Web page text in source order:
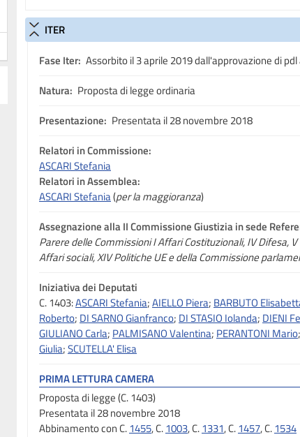
ITER
Fase Iter: Assorbito il 3 aprile 2019 dall'approvazione di
Natura: Proposta di legge ordinaria
Presentazione: Presentata il 28 novembre 2018
Relatori in Commissione:
ASCARI Stefania
Relatori in Assemblea:
ASCARI Stefania(per la maggioranza)
Assegnazionealla II Commissione Giustizia in sede
Parere delle Commissioni I Affari Costituzionali, IV Difesa,
Affari sociali, XIV Politiche UE e della Commissione
Iniziativa dei Deputati
C. 1403:ASCARI Stefania;AIELLO Piera; BARBUTO
Roberto; DI SARNO Gianfranco; DI STASIO Iolanda; DIENI
GIULIANO Carla; PALMISANO Valentina; PERANTONI Mario;
Giulia;SCUTELLA' Elisa
PRIMA LETTURA CAMERA
Proposta di legge (C. 1403)
Presentata il 28 novembre 2018
Abbinamento con C.1455, C.1003, C.1331, C.1457, C.1534